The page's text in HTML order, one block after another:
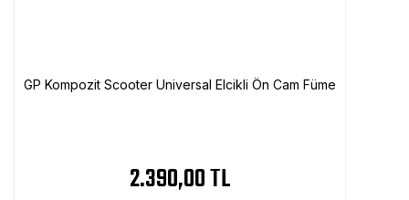
GP Kompozit Scooter Universal Elcikli Ön Cam Füme
2.390,00 TL